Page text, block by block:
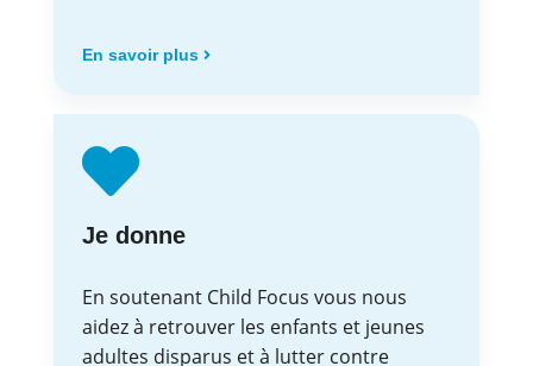
En savoir plus
Je donne
En soutenant Child Focus vous nous
aidez à retrouver les enfants et jeunes
adultes disparus et à lutter contre